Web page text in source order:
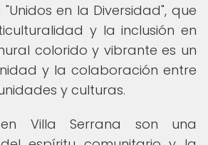
en la Diversidad", que
y la inclusión en
colorido y vibrante es un
y la colaboración entre
y culturas.
Villa Serrana son una